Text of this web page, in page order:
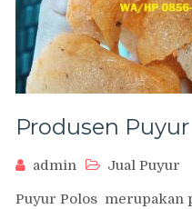
Produsen
admin Jual Puyur
Puyur Polos merupakan